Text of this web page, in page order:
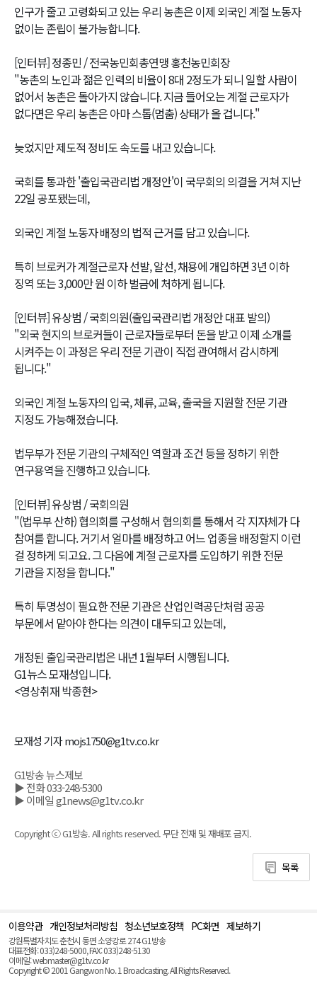
인구가 줄고 고령화되고 있는 우리 농촌은 이제 외국인 계절 노동자
없이는 존립이 불가능합니다.
[인터뷰] 정종민 / 전국농민회총연맹 홍천농민회장
"농촌의 노인과 젊은 인력의 비율이 8대 2정도가 되니 일할 사람이
없어서 농촌은 돌아가지 않습니다. 지금 들어오는 계절 근로자가
없다면은 우리 농촌은 아마 스톱(멈춤) 상태가 올 겁니다."
늦었지만 제도적 정비도 속도를 내고 있습니다.
국회를 통과한 '출입국관리법 개정안'이 국무회의 의결을 거쳐 지난
22일 공포됐는데,
외국인 계절 노동자 배정의 법적 근거를 담고 있습니다.
특히 브로커가 계절근로자 선발, 알선, 채용에 개입하면 3년 이하
징역 또는 3,000만 원 이하 벌금에 처하게 됩니다.
[인터뷰] 유상범 / 국회의원(출입국관리법 개정안 대표 발의)
"외국 현지의 브로커들이 근로자들로부터 돈을 받고 이제 소개를
시켜주는 이 과정은 우리 전문 기관이 직접 관여해서 감시하게
됩니다."
외국인 계절 노동자의 입국, 체류, 교육, 출국을 지원할 전문 기관
지정도 가능해졌습니다.
법무부가 전문 기관의 구체적인 역할과 조건 등을 정하기 위한
연구용역을 진행하고 있습니다.
[인터뷰] 유상범 / 국회의원
"(법무부 산하) 협의회를 구성해서 협의회를 통해서 각 지자체가 다
참여를 합니다. 거기서 얼마를 배정하고 어느 업종을 배정할지 이런
걸 정하게 되고요. 그 다음에 계절 근로자를 도입하기 위한 전문
기관을 지정을 합니다."
특히 투명성이 필요한 전문 기관은 산업인력공단처럼 공공
부문에서 맡아야 한다는 의견이 대두되고 있는데,
개정된 출입국관리법은 내년 1월부터 시행됩니다.
G1뉴스 모재성입니다.
<영상취재 박종현>
모재성 기자 mojs1750@g1tv.co.kr
G1방송 뉴스제보
▶ 전화 033-248-5300
▶ 이메일 g1news@g1tv.co.kr
Copyright ⓒ G1방송. All rights reserved. 무단 전재 및 재배포 금지.
목록
이용약관 개인정보처리방침 청소년보호정책 PC화면 제보하기
강원특별자치도 춘천시 동면 소양강로 274 G1방송
대표전화: 033)248-5000, FAX: 033)248-5130
이메일: webmaster@g1tv.co.kr
Copyright © 2001 Gangwon No. 1 Broadcasting. All Rights Reserved.